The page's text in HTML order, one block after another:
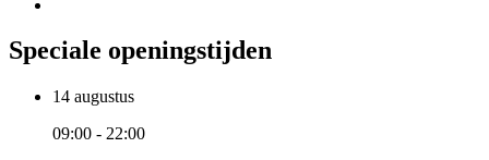
Speciale openingstijden
14 augustus
09:00 - 22:00